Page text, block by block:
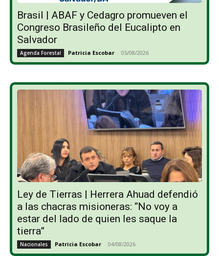
Brasil | ABAF y Cedagro promueven el
Congreso Brasileño del Eucalipto en
Salvador
Agenda Forestal Patricia Escobar - 05/08/2026
Ley de Tierras | Herrera Ahuad defendió
a las chacras misioneras: “No voy a
estar del lado de quien les saque la
tierra”
Nacionales Patricia Escobar - 04/08/2026